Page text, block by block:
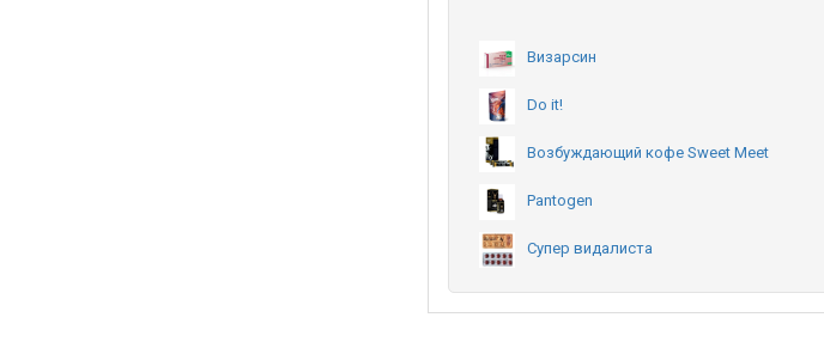
Визарсин
Do it!
Возбуждающий кофе Sweet Meet
Pantogen
Супер видалиста